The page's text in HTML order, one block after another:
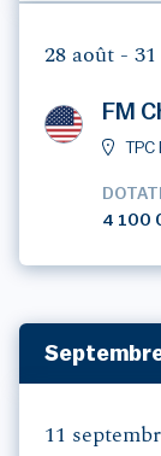
28 août -
FM
4 100
11